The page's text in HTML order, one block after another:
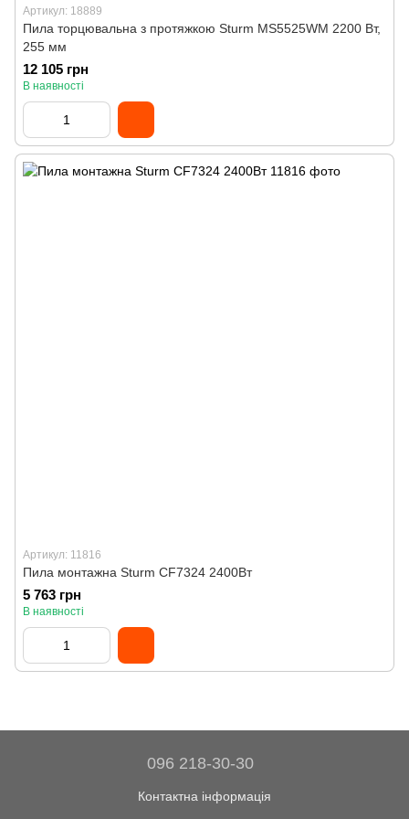
Артикул: 18889
Пила торцювальна з протяжкою Sturm MS5525WM 2200 Вт,
255 мм
12 105 грн
В наявності
Артикул: 11816
Пила монтажна Sturm CF7324 2400Вт
5 763 грн
В наявності
096 218-30-30
Контактна інформація